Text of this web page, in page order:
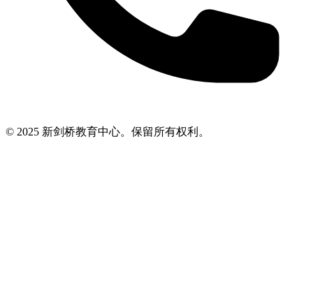
© 2025 新剑桥教育中心。保留所有权利。